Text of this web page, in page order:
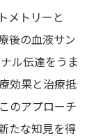
メトリーと
後の血液サン
ル伝達をうま
効果と治療抵
のアプローチ
たな知見を得